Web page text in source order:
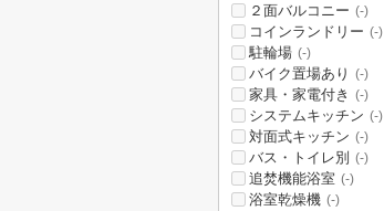
２面バルコニー (-)
コインランドリー (-)
駐輪場 (-)
バイク置場あり (-)
家具・家電付き (-)
システムキッチン (-)
対面式キッチン (-)
バス・トイレ別 (-)
追焚機能浴室 (-)
浴室乾燥機 (-)